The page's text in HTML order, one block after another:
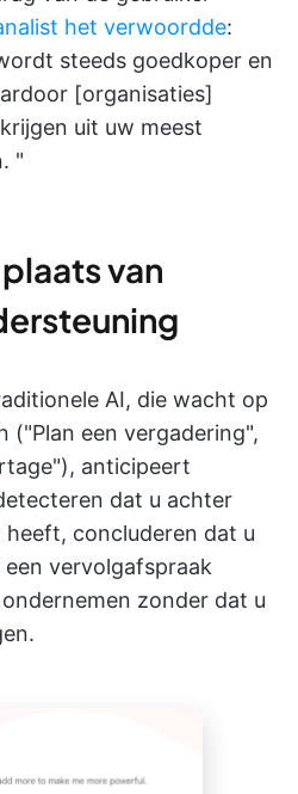
het verwoordde:
steeds goedkoper en
[organisaties]
uit uw meest
"
van
AI, die wacht op
("Plan een vergadering",
anticipeert
dat u achter
heeft, concluderen dat u
vervolgafspraak
zonder dat u